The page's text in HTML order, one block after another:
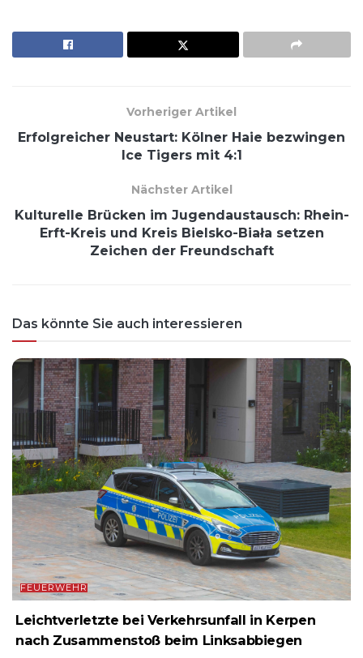
Vorheriger Artikel
Erfolgreicher Neustart: Kölner Haie bezwingen
Ice Tigers mit 4:1
Nächster Artikel
Kulturelle Brücken im Jugendaustausch: Rhein-
Erft-Kreis und Kreis Bielsko-Biała setzen
Zeichen der Freundschaft
Das könnte Sie auch interessieren
FEUERWEHR
Leichtverletzte bei Verkehrsunfall in Kerpen
nach Zusammenstoß beim Linksabbiegen